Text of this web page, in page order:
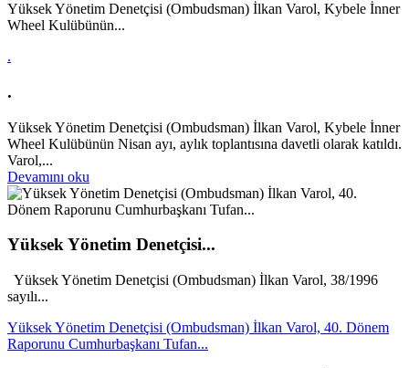
Yüksek Yönetim Denetçisi (Ombudsman) İlkan Varol, Kybele İnner
Wheel Kulübünün...
.
.
Yüksek Yönetim Denetçisi (Ombudsman) İlkan Varol, Kybele İnner
Wheel Kulübünün Nisan ayı, aylık toplantısına davetli olarak katıldı.
Varol,...
Devamını oku
Yüksek Yönetim Denetçisi...
Yüksek Yönetim Denetçisi (Ombudsman) İlkan Varol, 38/1996
sayılı...
Yüksek Yönetim Denetçisi (Ombudsman) İlkan Varol, 40. Dönem
Raporunu Cumhurbaşkanı Tufan...